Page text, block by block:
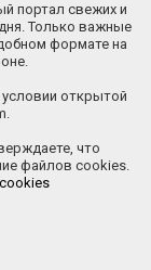
портал свежих и
Только важные
формате на
открытой
что
файлов cookies.